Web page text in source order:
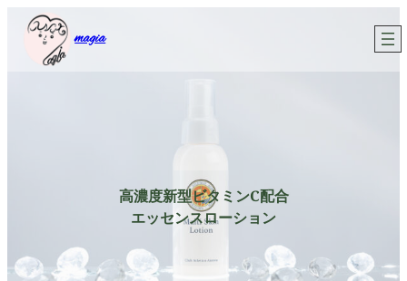
magia
高濃度新型ビタミンC配合
エッセンスローション